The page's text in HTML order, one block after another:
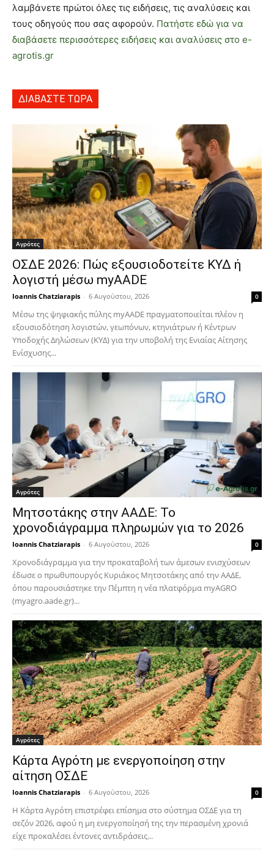
λαμβάνετε πρώτοι όλες τις ειδήσεις, τις αναλύσεις και
τους οδηγούς που σας αφορούν. Πατήστε εδώ για να
διαβάσετε περισσότερες ειδήσεις και αναλύσεις στο e-
agrotis.gr
ΔΙΑΒΑΣΤΕ ΤΩΡΑ
Αγρότες
ΟΣΔΕ 2026: Πώς εξουσιοδοτείτε ΚΥΔ ή
λογιστή μέσω myAADE
Ioannis Chatziarapis - 6 Αυγούστου, 2026 0
Μέσω της ψηφιακής πύλης myAADE πραγματοποιείται πλέον η
εξουσιοδότηση λογιστών, γεωπόνων, κτηνιάτρων ή Κέντρων
Υποδοχής Δηλώσεων (ΚΥΔ) για την υποβολή της Ενιαίας Αίτησης
Ενίσχυσης...
Αγρότες
Μητσοτάκης στην ΑΑΔΕ: Το
χρονοδιάγραμμα πληρωμών για το 2026
Ioannis Chatziarapis - 6 Αυγούστου, 2026 0
Χρονοδιάγραμμα για την προκαταβολή των άμεσων ενισχύσεων
έδωσε ο πρωθυπουργός Κυριάκος Μητσοτάκης από την ΑΑΔΕ,
όπου παρουσιάστηκε την Πέμπτη η νέα πλατφόρμα myAGRO
(myagro.aade.gr)...
Αγρότες
Κάρτα Αγρότη με ενεργοποίηση στην
αίτηση ΟΣΔΕ
Ioannis Chatziarapis - 6 Αυγούστου, 2026 0
Η Κάρτα Αγρότη επιστρέφει επίσημα στο σύστημα ΟΣΔΕ για τη
σεζόν 2026, αφού η μη ενεργοποίησή της την περασμένη χρονιά
είχε προκαλέσει έντονες αντιδράσεις...